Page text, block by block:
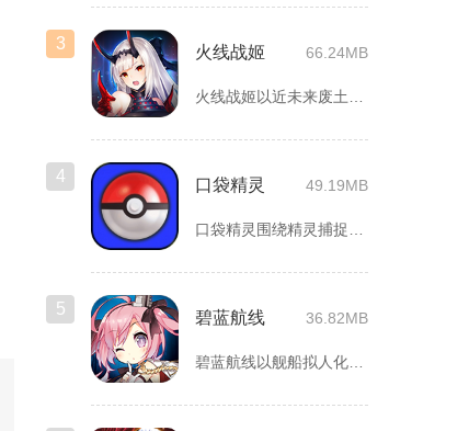
3 火线战姬 66.24MB
4 口袋精灵 49.19MB
5 碧蓝航线 36.82MB